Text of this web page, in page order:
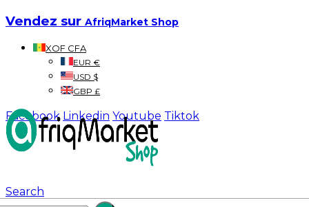
Vendez sur AfriqMarket Shop
XOF CFA
EUR €
USD $
GBP £
Facebook Linkedin Youtube Tiktok
Search